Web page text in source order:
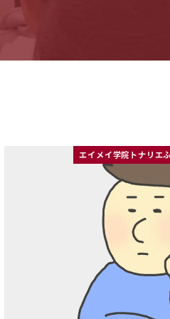
エイメイ学院トナリエ